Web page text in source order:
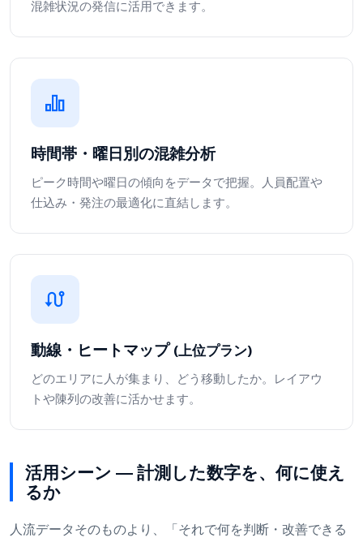
混雑状況の発信に活用できます。
時間帯・曜日別の混雑分析
ピーク時間や曜日の傾向をデータで把握。人員配置や
仕込み・発注の最適化に直結します。
動線・ヒートマップ(上位プラン)
どのエリアに人が集まり、どう移動したか。レイアウ
トや陳列の改善に活かせます。
活用シーン ― 計測した数字を、何に使え
るか
人流データそのものより、「それで何を判断・改善できる